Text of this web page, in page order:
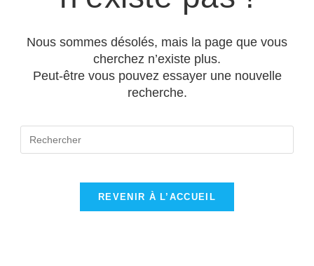
Nous sommes désolés, mais la page que vous
cherchez n’existe plus.
Peut-être vous pouvez essayer une nouvelle
recherche.
REVENIR À L’ACCUEIL